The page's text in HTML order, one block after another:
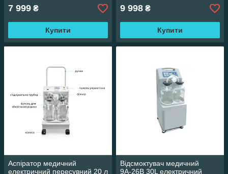
7 999 ₴
Купити
9 998 ₴
Купити
Аспіратор медичний
електричний пересувний 20 л
Відсмоктувач медичний
9А-26В 30L електричний